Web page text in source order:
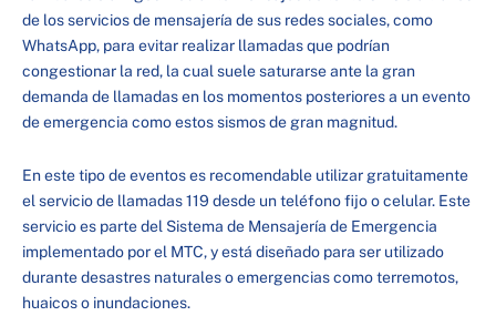
de los servicios de mensajería de sus redes sociales, como
WhatsApp, para evitar realizar llamadas que podrían
congestionar la red, la cual suele saturarse ante la gran
demanda de llamadas en los momentos posteriores a un evento
de emergencia como estos sismos de gran magnitud.
En este tipo de eventos es recomendable utilizar gratuitamente
el servicio de llamadas 119 desde un teléfono fijo o celular. Este
servicio es parte del Sistema de Mensajería de Emergencia
implementado por el MTC, y está diseñado para ser utilizado
durante desastres naturales o emergencias como terremotos,
huaicos o inundaciones.